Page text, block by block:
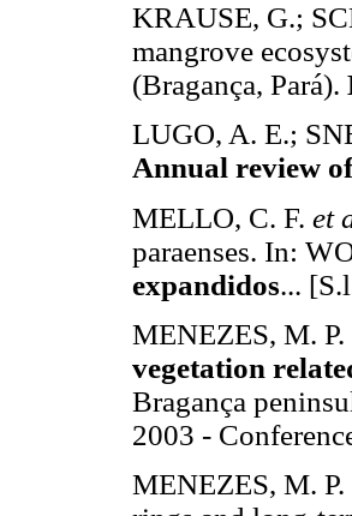
KRAUSE, G.;
mangrove
(Bragança, Pará).
LUGO, A. E.;
Annual review
MELLO, C. F. et
paraenses. In:
expandidos...
MENEZES, M.
vegetation
Bragança
2003 -
MENEZES, M.